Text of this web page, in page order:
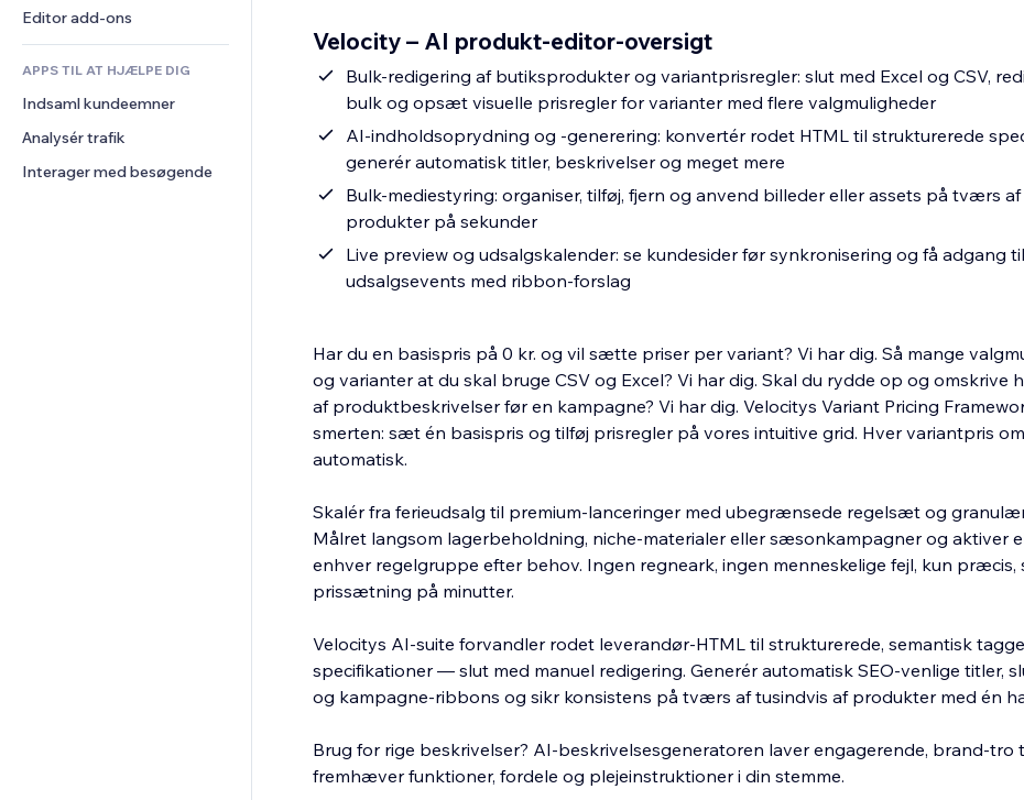
Lommeregnere
Søg
Vejr
Diagrammer og tabeller
Fællesskab
Anmeldelser og anbefalinger
CRM
Editor add-ons
APPS TIL AT HJÆLPE DIG
Indsaml kundeemner
Analysér trafik
Interager med besøgende
Velocity – AI produkt-editor-oversigt
Bulk-redigering af butiksprodukter og variantprisregler: slut med Excel og CSV,
bulk og opsæt visuelle prisregler for varianter med flere valgmuligheder
AI-indholdsoprydning og -generering: konvertér rodet HTML til strukturerede
generér automatisk titler, beskrivelser og meget mere
Bulk-mediestyring: organiser, tilføj, fjern og anvend billeder eller assets på tværs af
produkter på sekunder
Live preview og udsalgskalender: se kundesider før synkronisering og få adgang
udsalgsevents med ribbon-forslag
Har du en basispris på 0 kr. og vil sætte priser per variant? Vi har dig. Så mange
og varianter at du skal bruge CSV og Excel? Vi har dig. Skal du rydde op og omskrive
af produktbeskrivelser før en kampagne? Vi har dig. Velocitys Variant Pricing
smerten: sæt én basispris og tilføj prisregler på vores intuitive grid. Hver variantpris
automatisk.
Skalér fra ferieudsalg til premium-lanceringer med ubegrænsede regelsæt og
Målret langsom lagerbeholdning, niche-materialer eller sæsonkampagner og aktiver
enhver regelgruppe efter behov. Ingen regneark, ingen menneskelige fejl, kun præcis,
prissætning på minutter.
Velocitys AI-suite forvandler rodet leverandør-HTML til strukturerede, semantisk
specifikationer — slut med manuel redigering. Generér automatisk SEO-venlige titler,
og kampagne-ribbons og sikr konsistens på tværs af tusindvis af produkter med én
Brug for rige beskrivelser? AI-beskrivelsesgeneratoren laver engagerende, brand-tro
fremhæver funktioner, fordele og plejeinstruktioner i din stemme.